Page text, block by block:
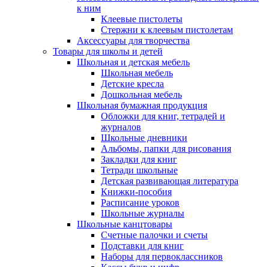
к ним
Клеевые пистолеты
Стержни к клеевым пистолетам
Аксессуары для творчества
Товары для школы и детей
Школьная и детская мебель
Школьная мебель
Детские кресла
Дошкольная мебель
Школьная бумажная продукция
Обложки для книг, тетрадей и
журналов
Школьные дневники
Альбомы, папки для рисования
Закладки для книг
Тетради школьные
Детская развивающая литература
Книжки-пособия
Расписание уроков
Школьные журналы
Школьные канцтовары
Счетные палочки и счеты
Подставки для книг
Наборы для первоклассников